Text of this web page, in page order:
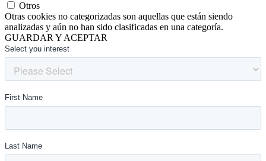
Otros
Otras cookies no categorizadas son aquellas que están siendo
analizadas y aún no han sido clasificadas en una categoría.
GUARDAR Y ACEPTAR